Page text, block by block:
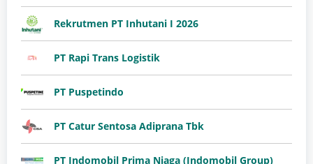
Rekrutmen PT Inhutani I 2026
PT Rapi Trans Logistik
PT Puspetindo
PT Catur Sentosa Adiprana Tbk
PT Indomobil Prima Niaga (Indomobil Group)